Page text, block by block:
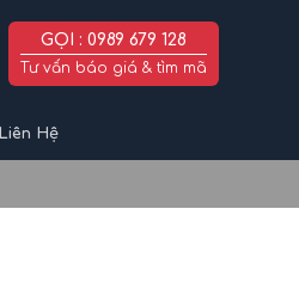
GỌI : 0989 679 128
Tư vấn báo giá & tìm mã
Liên Hệ